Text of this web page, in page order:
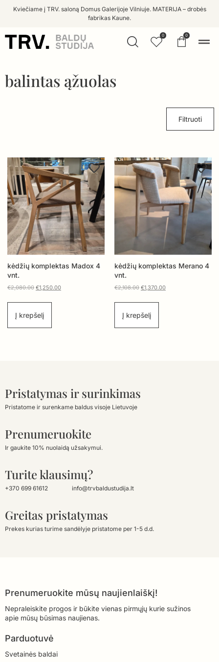
Kviečiame į TRV. saloną Domus Galerijoje Vilniuje. MATERIJA – drobės
fabrikas Kaune.
0 0
balintas ąžuolas
Filtruoti
kėdžių komplektas Madox 4
vnt.
€2,080.00 €1,250.00
Į krepšelį
kėdžių komplektas Merano 4
vnt.
€2,108.00 €1,370.00
Į krepšelį
Pristatymas ir surinkimas
Pristatome ir surenkame baldus visoje Lietuvoje
Prenumeruokite
Ir gaukite 10% nuolaidą užsakymui.
Turite klausimų?
+370 699 61612 info@trvbaldustudija.lt
Greitas pristatymas
Prekes kurias turime sandėlyje pristatome per 1-5 d.d.
Prenumeruokite mūsų naujienlaiškį!
Nepraleiskite progos ir būkite vienas pirmųjų kurie sužinos
apie mūsų būsimas naujienas.
Parduotuvė
Svetainės baldai